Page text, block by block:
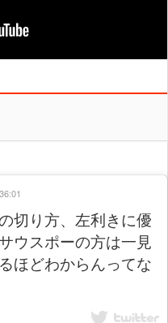
切り方、左利きに優
ウスポーの方は一見
ほどわからんってな